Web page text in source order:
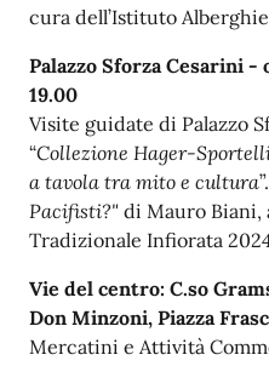
cura dell’Istituto
Palazzo Sforza Cesarini -
19.00
Visite guidate di Palazzo
“Collezione Hager-
a tavola tra mito e cultura
Pacifisti?" di Mauro Biani,
Tradizionale Infiorata
Vie del centro: C.so
Don Minzoni, Piazza
Mercatini e Attività